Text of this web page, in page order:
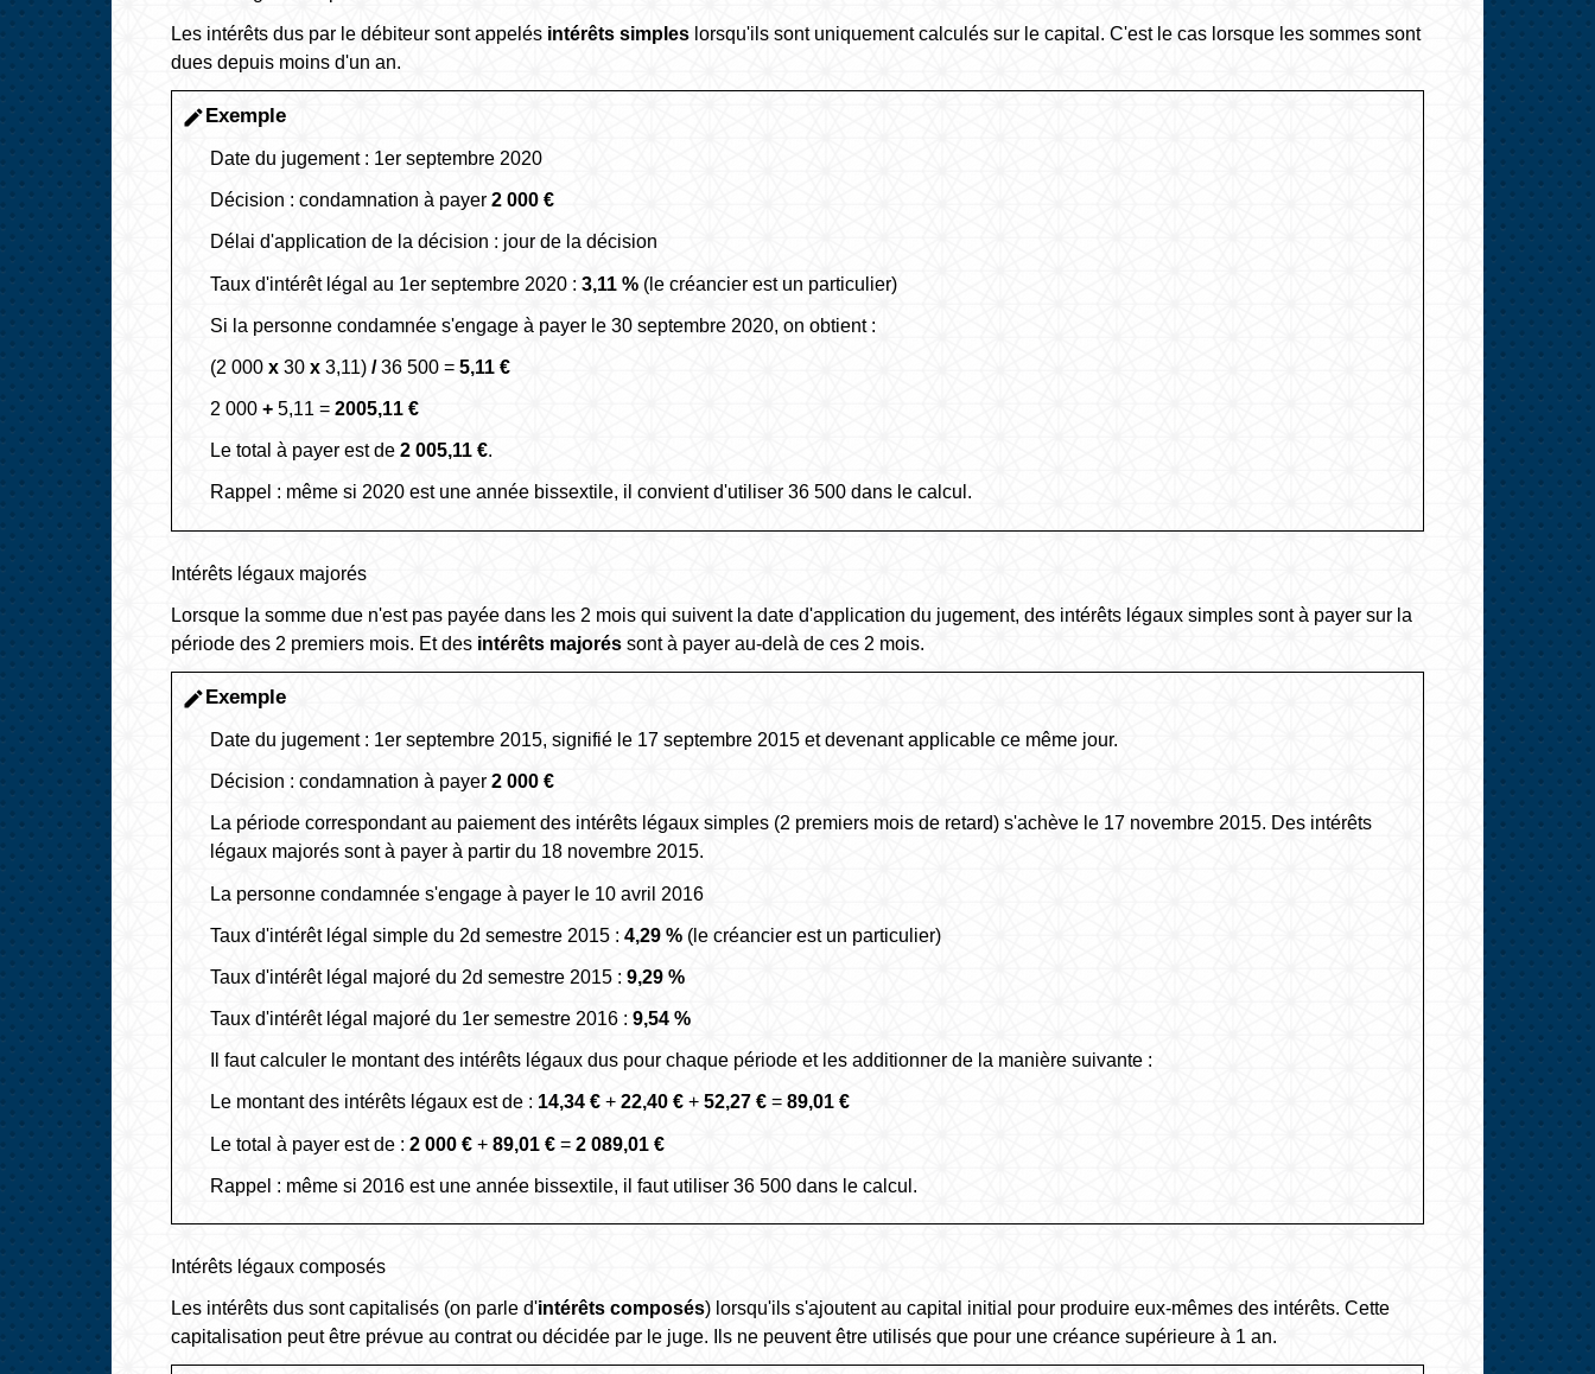
Les intérêts dus par le débiteur sont appelés intérêts simples lorsqu'ils sont uniquement calculés sur le capital. C'est le cas lorsque les sommes sont
dues depuis moins d'un an.
editExemple
Date du jugement : 1er septembre 2020
Décision : condamnation à payer2 000 €
Délai d'application de la décision : jour de la décision
Taux d'intérêt légal au 1er septembre 2020 :3,11 % (le créancier est un particulier)
Si la personne condamnée s'engage à payer le 30 septembre 2020, on obtient :
(2 000x 30x 3,11)/36 500 =5,11 €
2 000+ 5,11 =2005,11 €
Le total à payer est de2 005,11 €.
Rappel : même si 2020 est une année bissextile, il convient d'utiliser 36 500 dans le calcul.
Intérêts légaux majorés
Lorsque la somme due n'est pas payée dans les 2 mois qui suivent la date d'application du jugement, des intérêts légaux simples sont à payer sur la
période des 2 premiers mois. Et des intérêts majorés sont à payer au-delà de ces 2 mois.
editExemple
Date du jugement : 1er septembre 2015, signifié le 17 septembre 2015 et devenant applicable ce même jour.
Décision : condamnation à payer2 000 €
La période correspondant au paiement des intérêts légaux simples (2 premiers mois de retard) s'achève le 17 novembre 2015. Des intérêts
légaux majorés sont à payer à partir du 18 novembre 2015.
La personne condamnée s'engage à payer le 10 avril 2016
Taux d'intérêt légal simple du 2d semestre 2015 :4,29 % (le créancier est un particulier)
Taux d'intérêt légal majoré du 2d semestre 2015 :9,29 %
Taux d'intérêt légal majoré du 1er semestre 2016 :9,54 %
Il faut calculer le montant des intérêts légaux dus pour chaque période et les additionner de la manière suivante :
Le montant des intérêts légaux est de : 14,34 € +22,40 € +52,27 € =89,01 €
Le total à payer est de :2 000 € +89,01 € =2 089,01 €
Rappel : même si 2016 est une année bissextile, il faut utiliser 36 500 dans le calcul.
Intérêts légaux composés
Les intérêts dus sont capitalisés (on parle d'intérêts composés) lorsqu'ils s'ajoutent au capital initial pour produire eux-mêmes des intérêts. Cette
capitalisation peut être prévue au contrat ou décidée par le juge. Ils ne peuvent être utilisés que pour une créance supérieure à 1 an.